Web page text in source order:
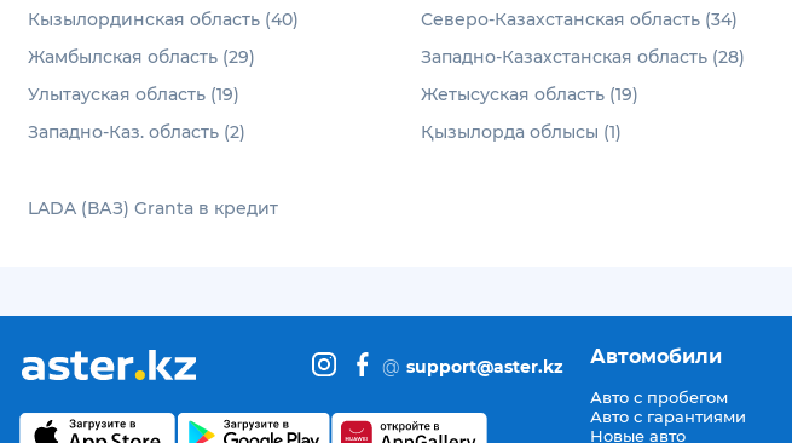
Кызылординская область (40)
Северо-Казахстанская область (34)
Жамбылская область (29)
Западно-Казахстанская область (28)
Улытауская область (19)
Жетысуская область (19)
Западно-Каз. область (2)
Қызылорда облысы (1)
LADA (ВАЗ) Granta в кредит
@ support@aster.kz Автомобили
Авто с пробегом
Авто с гарантиями
Новые авто